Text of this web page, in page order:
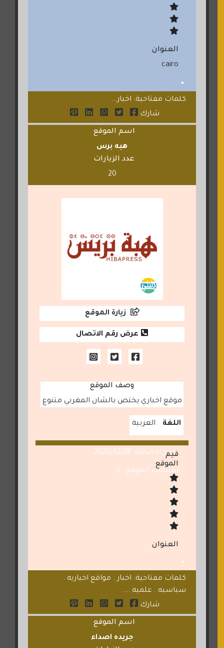
العنوان
cairo
كلمات مفتاحية: اخبار...
شارك
اسم الموقع
هبه برس
عدد الزيارات
20
زيارة الموقع
عرض رقم الاتصال
وصف الموقع
موقع اخباري يختص بالشان المغربي متنوع
اللغة العربية
تاريخ الاضافة: 2020/12/28
تقييمات الموقع : 0
قيم
الموقع
العنوان
كلمات مفتاحية: اخبار . مواقع اخباريه .
سياسيه . علميه ....
شارك
اسم الموقع
جريده اصداء